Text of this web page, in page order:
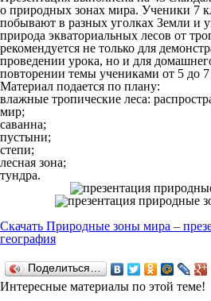
о природных зонах мира. Ученики 7
побывают в разных уголках Земли и
природа экваториальных лесов от
рекомендуется не только для
проведении урока, но и для
повторении темы учениками от 5 до 7
Материал подается по плану:
влажные тропические леса:
мир;
саванна;
пустыни;
степи;
лесная зона;
тундра.
Скачать Природные зоны мира –
география
Поделиться…
Интересные материалы по этой теме!